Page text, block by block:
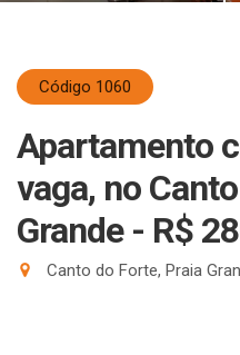
Código 1060
Apartamento
vaga, no
Grande - R$
Canto do Forte, Praia